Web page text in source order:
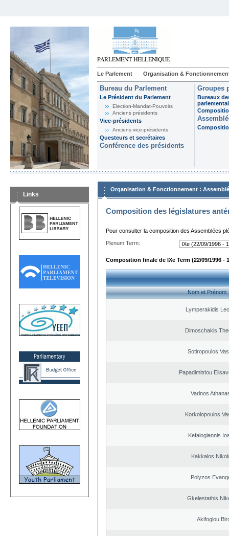
Le Parlement Organisation &
Bureau du Parlement
Le Président du Parlement
Election-Mandat-Pouvoirs
Anciens présidents
Vice-présidents
Anciens vice-présidents
Questeurs et secrétaires
Conférence des présidents
Groupes
Bureaux
Links
Organisation & Fonctionnement :
Composition des législatures
Pour consulter la composition des Assemblées
Plenum Term:
Composition finale de IXe Term (22/09/1996 -
Nom et Prénom
Lymperakidis
Dimoschakis
Sotiropoulos
Papadimitriou
Varinos
Korkolopoulos
Kefalogiannis
Kakkalos
Polyzos
Gkelestathis
Akifoglou